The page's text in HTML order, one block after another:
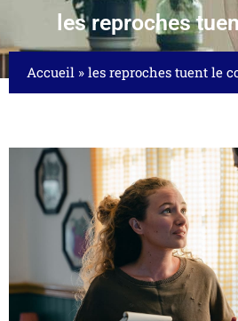
les reproches
Accueil » les reproches tuent le